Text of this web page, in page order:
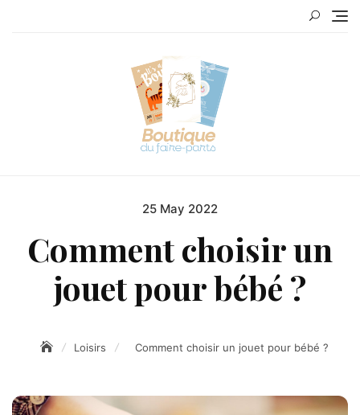
Posted
25 May 2022
Comment choisir un
jouet pour bébé ?
Loisirs Comment choisir un jouet pour bébé ?